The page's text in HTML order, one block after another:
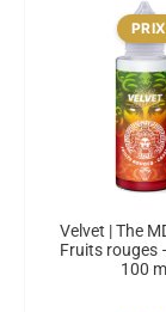
Velvet | The
Fruits rouges
100 ml